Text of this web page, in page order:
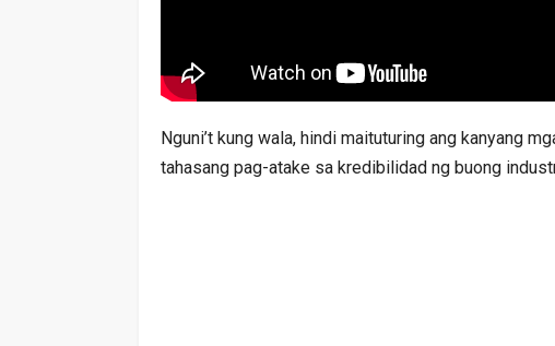
Nguni’t kung wala, hindi maituturing ang kanyang
tahasang pag-atake sa kredibilidad ng buong